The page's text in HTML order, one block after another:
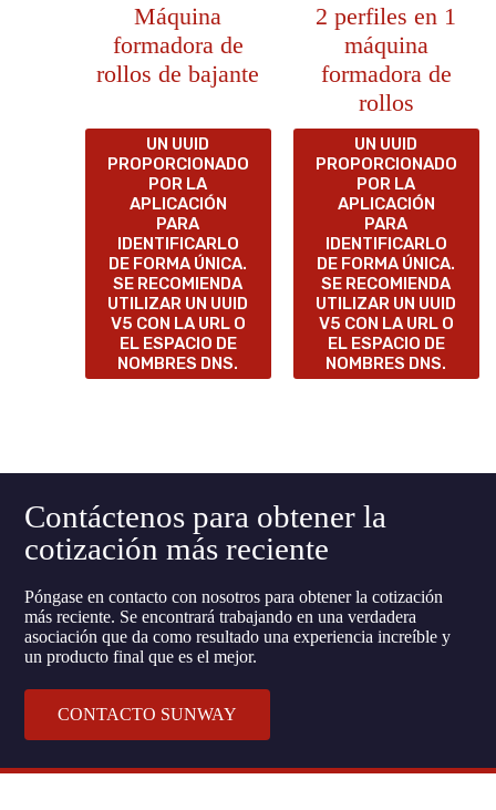
Máquina
formadora de
rollos de bajante
UN UUID
PROPORCIONADO
POR LA
APLICACIÓN
PARA
IDENTIFICARLO
DE FORMA ÚNICA.
SE RECOMIENDA
UTILIZAR UN UUID
V5 CON LA URL O
EL ESPACIO DE
NOMBRES DNS.
2 perfiles en 1
máquina
formadora de
rollos
UN UUID
PROPORCIONADO
POR LA
APLICACIÓN
PARA
IDENTIFICARLO
DE FORMA ÚNICA.
SE RECOMIENDA
UTILIZAR UN UUID
V5 CON LA URL O
EL ESPACIO DE
NOMBRES DNS.
Contáctenos para obtener la
cotización más reciente
Póngase en contacto con nosotros para obtener la cotización
más reciente. Se encontrará trabajando en una verdadera
asociación que da como resultado una experiencia increíble y
un producto final que es el mejor.
CONTACTO SUNWAY